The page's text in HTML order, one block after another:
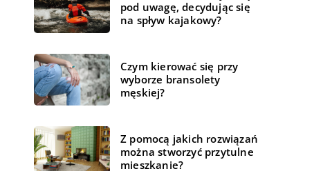
pod uwagę, decydując się
na spływ kajakowy?
Czym kierować się przy
wyborze bransolety
męskiej?
Z pomocą jakich rozwiązań
można stworzyć przytulne
mieszkanie?